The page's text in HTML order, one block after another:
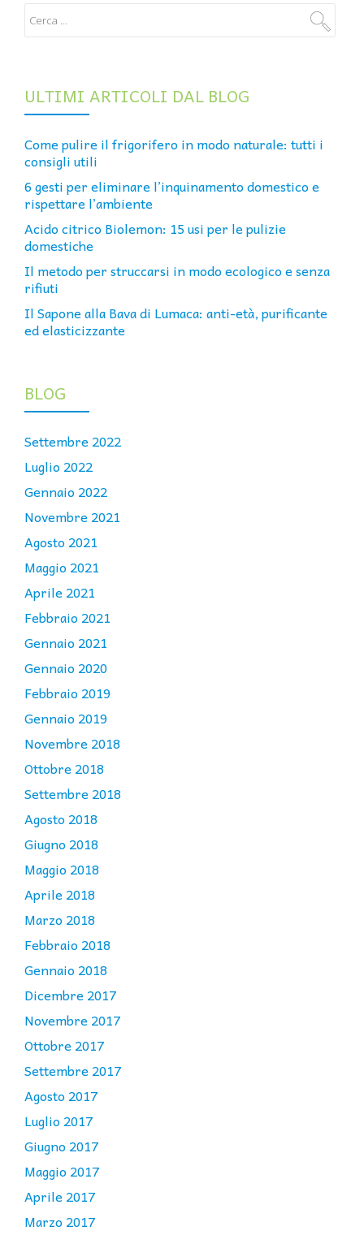
ULTIMI ARTICOLI DAL BLOG
Come pulire il frigorifero in modo naturale: tutti i
consigli utili
6 gesti per eliminare l’inquinamento domestico e
rispettare l’ambiente
Acido citrico Biolemon: 15 usi per le pulizie
domestiche
Il metodo per struccarsi in modo ecologico e senza
rifiuti
Il Sapone alla Bava di Lumaca: anti-età, purificante
ed elasticizzante
BLOG
Settembre 2022
Luglio 2022
Gennaio 2022
Novembre 2021
Agosto 2021
Maggio 2021
Aprile 2021
Febbraio 2021
Gennaio 2021
Gennaio 2020
Febbraio 2019
Gennaio 2019
Novembre 2018
Ottobre 2018
Settembre 2018
Agosto 2018
Giugno 2018
Maggio 2018
Aprile 2018
Marzo 2018
Febbraio 2018
Gennaio 2018
Dicembre 2017
Novembre 2017
Ottobre 2017
Settembre 2017
Agosto 2017
Luglio 2017
Giugno 2017
Maggio 2017
Aprile 2017
Marzo 2017